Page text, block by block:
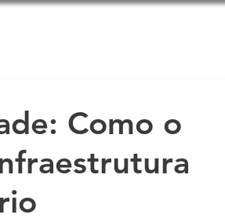
Como o